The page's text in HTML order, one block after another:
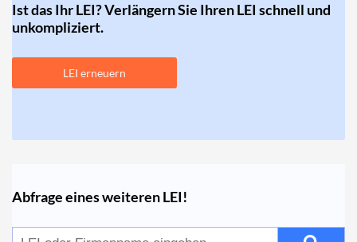
Ist das Ihr LEI? Verlängern Sie Ihren LEI schnell und
unkompliziert.
LEI erneuern
Abfrage eines weiteren LEI!